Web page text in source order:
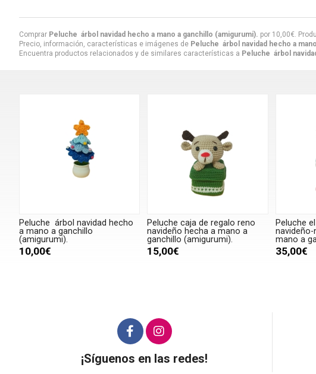
Comprar Peluche árbol navidad hecho a mano a ganchillo (amigurumi). por 10,00€.
Precio, información, características e imágenes de Peluche árbol navidad hecho a
Encuentra productos relacionados y de similares características a Peluche árbol
Peluche árbol navidad hecho
a mano a ganchillo
(amigurumi).
10,00€
Peluche caja de regalo reno
navideño hecha a mano a
ganchillo (amigurumi).
15,00€
Peluche
navideño-
mano a
35,00€
¡Síguenos en las redes!